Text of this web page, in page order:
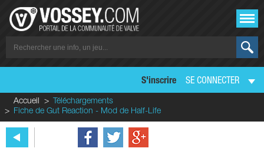
S'inscrire SE CONNECTER
Accueil
Téléchargements
Fiche de Gut Reaction - Mod de Half-Life